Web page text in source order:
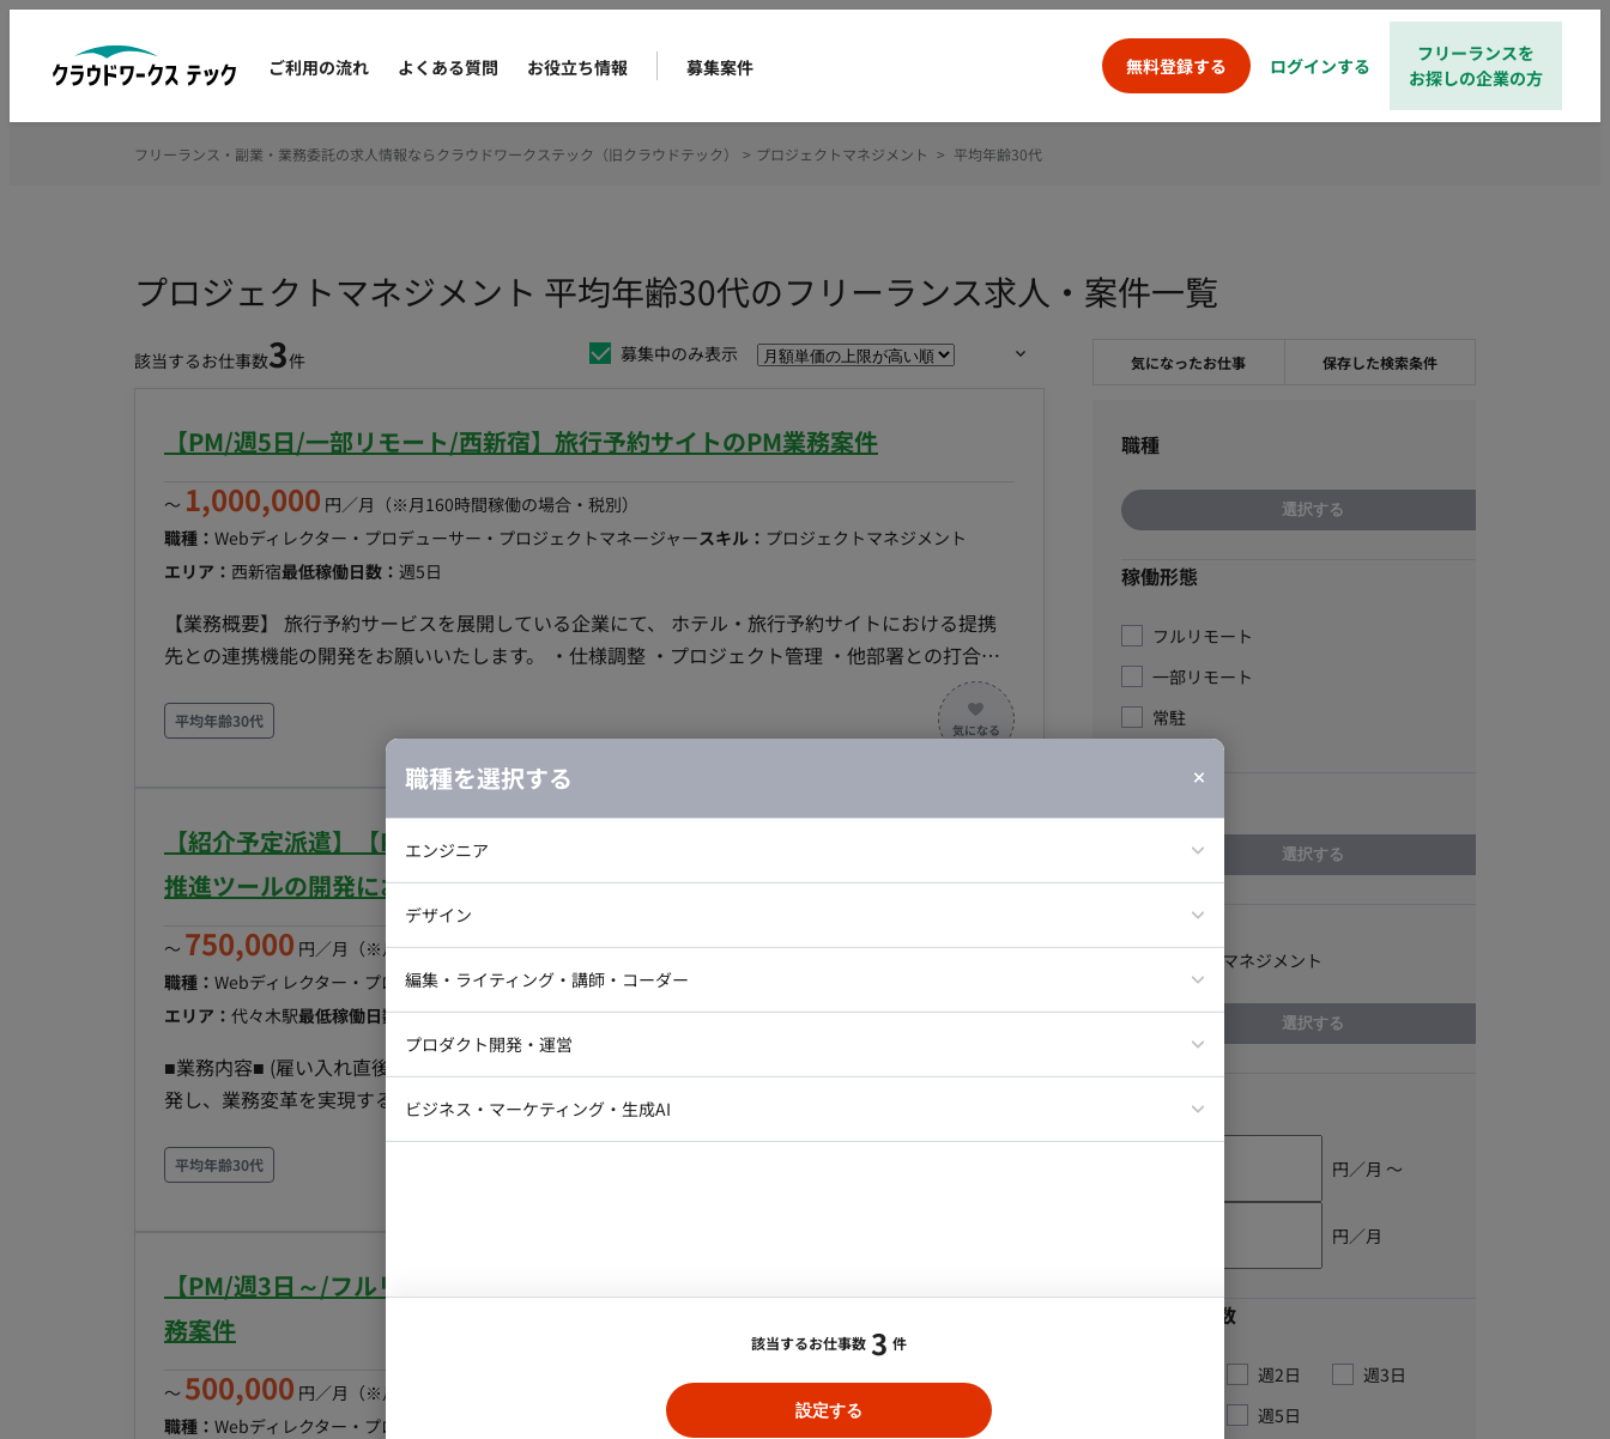
ご利用の流れ よくある質問 お役立ち情報 募集案件 無料登録する ログインする
フリーランスを
お探しの企業の方
プロジェクトマネジメント 平均年齢30代のフリーランス求人・案件一覧
該当するお仕事数3件 募集中のみ表示
【PM/週5日/一部リモート/西新宿】旅行予約サイトのPM業務案件
〜 1,000,000 円／月 （※月160時間稼働の場合・税別）
職種： Webディレクター・プロデューサー・プロジェクトマネージャースキル： プロジェクトマネジメント
エリア： 西新宿最低稼働日数： 週5日
【業務概要】 旅行予約サービスを展開している企業にて、 ホテル・旅行予約サイトにおける提携
先との連携機能の開発をお願いいたします。 ・仕様調整 ・プロジェクト管理 ・他部署との打合せ
りますが、 週2〜3日出社できる方のほうが確度が高くなります。 ◆補足◆ ホテル・航空券等の予
約システムサービスを展開している企業での開発案件となります。 ◆主な開発環境・ツール◆ ・言
語： TypeScript・PHP ・FW ： React.js・Next.js・Laravel ・DB ： PostgreSQL・Oracle ・ミド
ルウェア：apache・Nginx・jboss ・ソースコード管理ツール ： GitHub ・ツール：Slack・
google Meet・docker
平均年齢30代
【紹介予定派遣】【PM/週5日/一部リモート/代々木】自治体・官公庁向けDX
推進ツールの開発におけるPM業務案件
〜 750,000 円／月 （※月160時間稼働の場合・税別）
職種： Webディレクター・プロデューサー・プロジェクトマネージャー
エリア： 代々木駅最低稼働日数：週5日
■業務内容■ (雇い入れ直後) 自治体・官公庁向けDX推進ツールをローコードプラットフォームで開
発し、業務変革を実現するプロジェクトマネジメント業務。プライム案件のPMとして、顧客折衝か
義、仕様策定のリード、および定期的な進捗報告会やレビュー会議の主導 ・課題やリスクの早期把
び導入後の運用・保守体制の構築支援 【チーム体制】 ・配属先：約60名（20〜40代、中途入社比
率半数以上） ・職種：PM、PL、エンジニアが在籍 ☆(変更の範囲) 「会社の定める業務」 ■条件面
遣のためなし 休日・休暇：完全週休2日制（土・日）、祝日、夏季休暇、年末年始休暇、出産・育
児休暇、リフレッシュ休暇、慶弔休暇、有給休暇（年間休日127日） リモートワーク：相談可（標
平均年齢30代
【PM/週3日～/フルリモート】YouTubeプロジェクトにおけるディレクター業
務案件
〜 500,000 円／月 （※月160時間稼働の場合・税別）
職種： Webディレクター・プロデューサー・プロジェクトマネージャー
気になったお仕事 保存した検索条件
職種
選択する
職種を選択する
エンジニア
インフラエンジニア
テストエンジニア・テクニカルサポート
AIエンジニア・機械学習エンジニア
デザイン
Webデザイナー・UI/UXデザイナー
ラストレーター
編集・ライティング・講師・コーダー
プロダクト開発・運営
クトマネージャー
ビジネス・マーケティング・生成AI
該当するお仕事数 3 件
設定する
稼働形態
フルリモート
一部リモート
常駐
選択する
プロジェクトマネジメント
選択する
円／月 〜
円／月
最低稼働日数
週2日
週3日
週5日
フリーランス・副業・業務委託の求人情報ならクラウドワークステック（旧クラウドテック） > プロジェクトマネジメント > 平均年齢30代